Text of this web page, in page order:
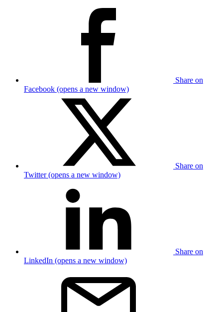
Share on
Facebook (opens a new window)
Share on
Twitter (opens a new window)
Share on
LinkedIn (opens a new window)